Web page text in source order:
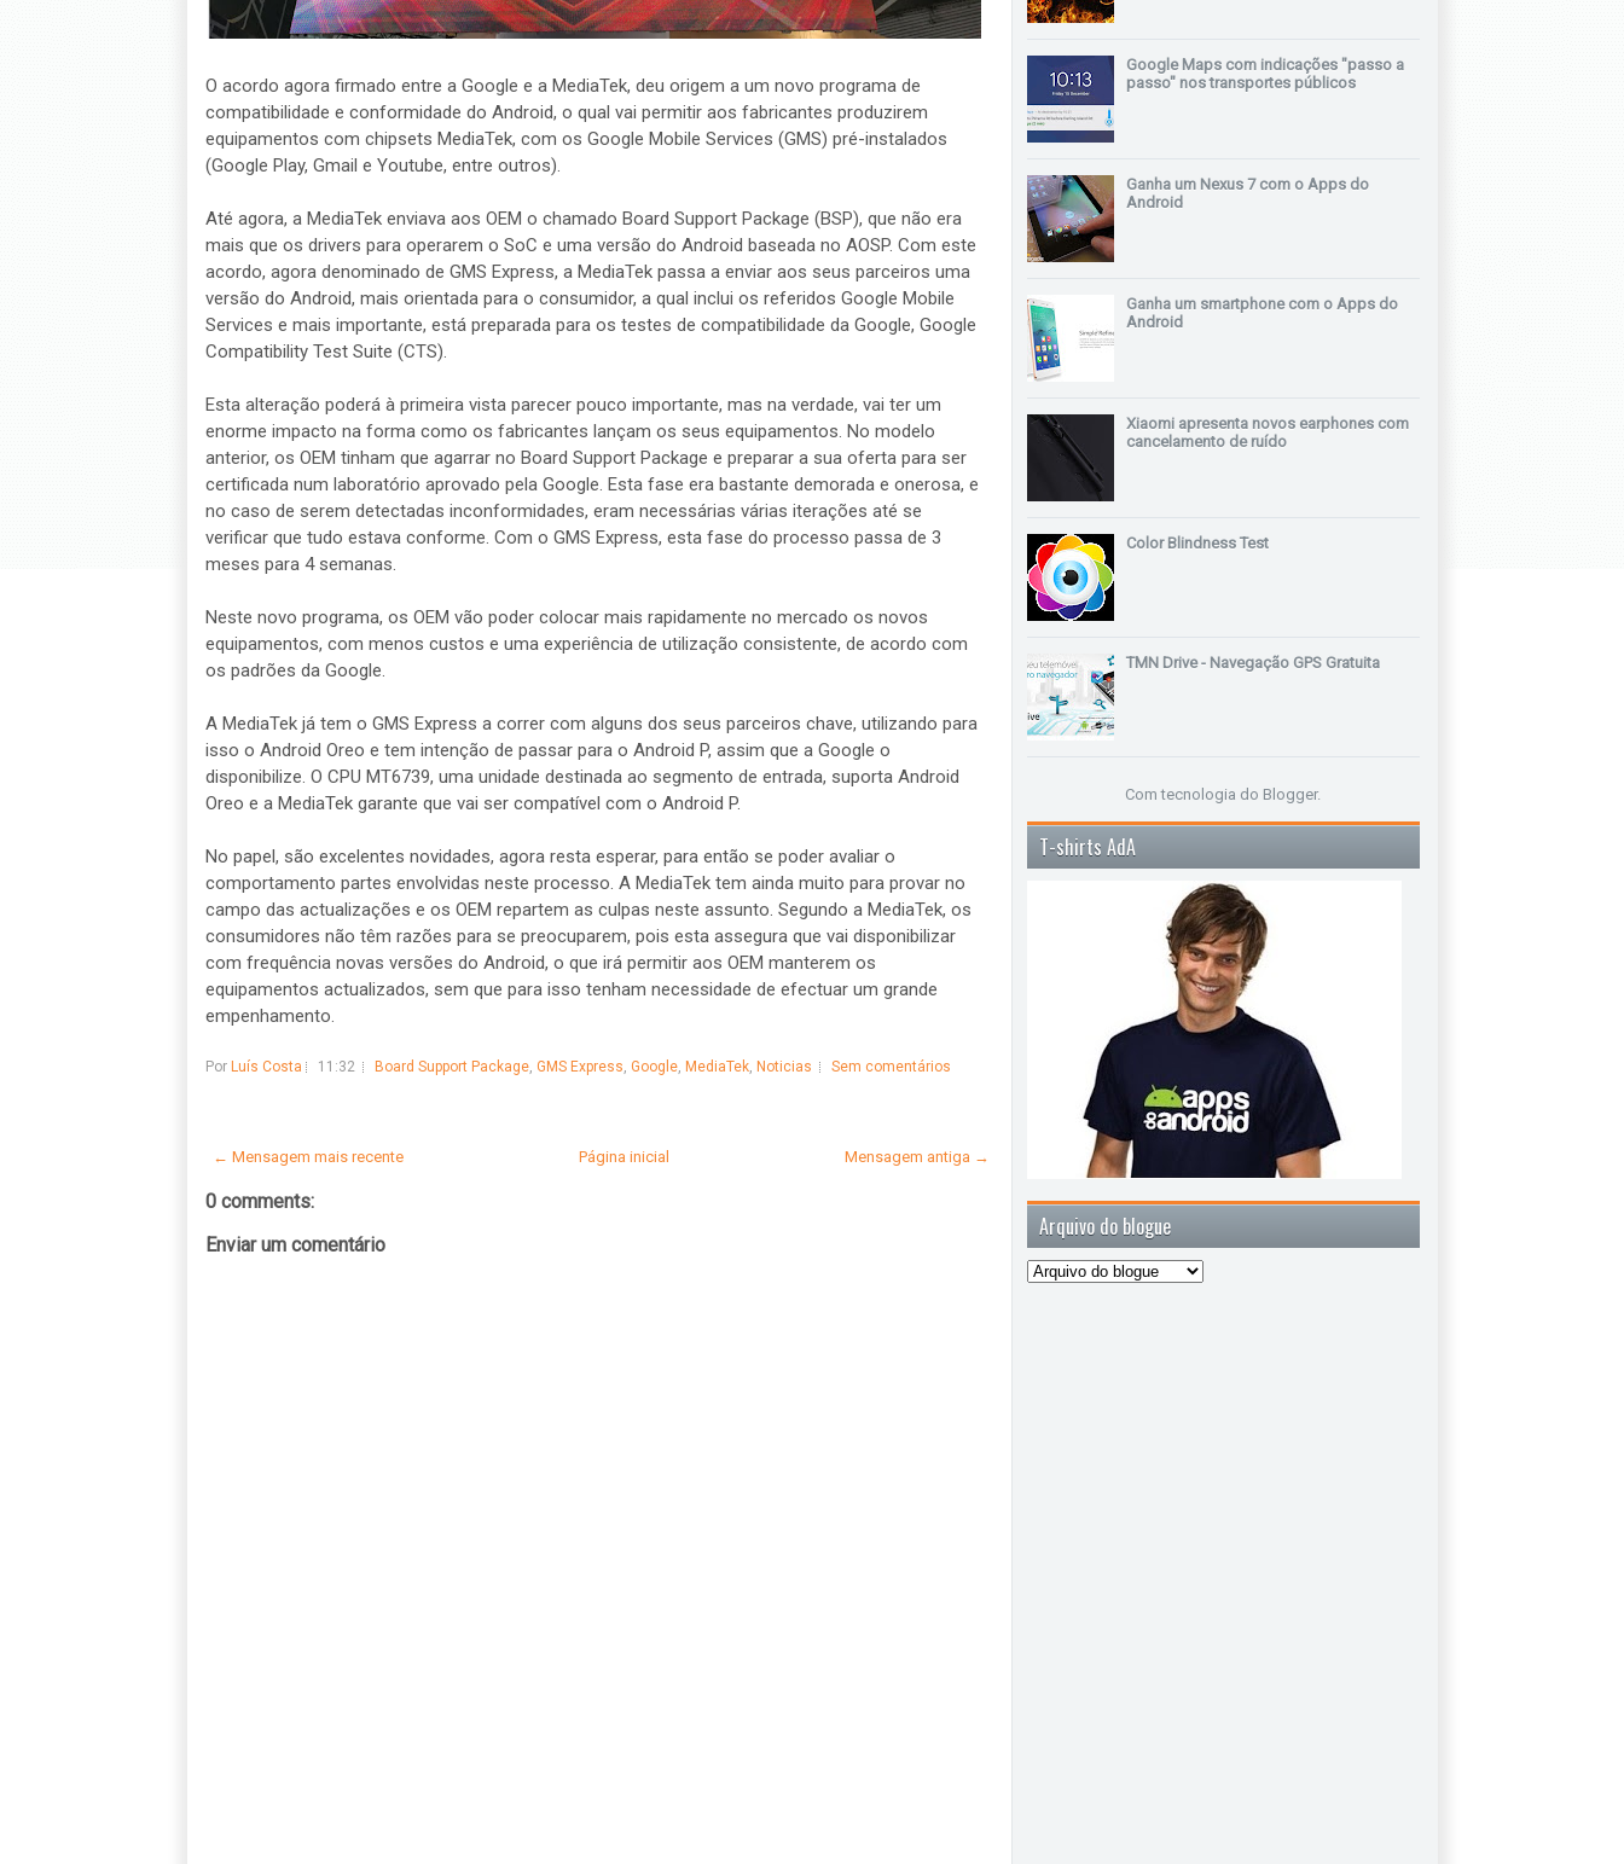
O acordo agora firmado entre a Google e a MediaTek, deu origem a um novo programa de
compatibilidade e conformidade do Android, o qual vai permitir aos fabricantes produzirem
equipamentos com chipsets MediaTek, com os Google Mobile Services (GMS) pré-instalados
(Google Play, Gmail e Youtube, entre outros).
Até agora, a MediaTek enviava aos OEM o chamado Board Support Package (BSP), que não era
mais que os drivers para operarem o SoC e uma versão do Android baseada no AOSP. Com este
acordo, agora denominado de GMS Express, a MediaTek passa a enviar aos seus parceiros uma
versão do Android, mais orientada para o consumidor, a qual inclui os referidos Google Mobile
Services e mais importante, está preparada para os testes de compatibilidade da Google, Google
Compatibility Test Suite (CTS).
Esta alteração poderá à primeira vista parecer pouco importante, mas na verdade, vai ter um
enorme impacto na forma como os fabricantes lançam os seus equipamentos. No modelo
anterior, os OEM tinham que agarrar no Board Support Package e preparar a sua oferta para ser
certificada num laboratório aprovado pela Google. Esta fase era bastante demorada e onerosa, e
no caso de serem detectadas inconformidades, eram necessárias várias iterações até se
verificar que tudo estava conforme. Com o GMS Express, esta fase do processo passa de 3
meses para 4 semanas.
Neste novo programa, os OEM vão poder colocar mais rapidamente no mercado os novos
equipamentos, com menos custos e uma experiência de utilização consistente, de acordo com
os padrões da Google.
A MediaTek já tem o GMS Express a correr com alguns dos seus parceiros chave, utilizando para
isso o Android Oreo e tem intenção de passar para o Android P, assim que a Google o
disponibilize. O CPU MT6739, uma unidade destinada ao segmento de entrada, suporta Android
Oreo e a MediaTek garante que vai ser compatível com o Android P.
No papel, são excelentes novidades, agora resta esperar, para então se poder avaliar o
comportamento partes envolvidas neste processo. A MediaTek tem ainda muito para provar no
campo das actualizações e os OEM repartem as culpas neste assunto. Segundo a MediaTek, os
consumidores não têm razões para se preocuparem, pois esta assegura que vai disponibilizar
com frequência novas versões do Android, o que irá permitir aos OEM manterem os
equipamentos actualizados, sem que para isso tenham necessidade de efectuar um grande
empenhamento.
Por Luís Costa 11:32 Board Support Package, GMS Express, Google, MediaTek, Noticias Sem comentários
← Mensagem mais recente Mensagem antiga →
Página inicial
0 comments:
Enviar um comentário
Google Maps com indicações "passo a
passo" nos transportes públicos
Ganha um Nexus 7 com o Apps do
Android
Ganha um smartphone com o Apps do
Android
Xiaomi apresenta novos earphones com
cancelamento de ruído
Color Blindness Test
TMN Drive - Navegação GPS Gratuita
Com tecnologia do Blogger.
T-shirts AdA
Arquivo do blogue